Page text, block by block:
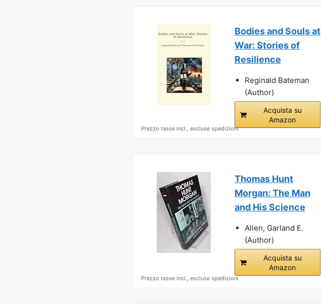
Bodies and Souls at
War: Stories of
Resilience
Reginald Bateman
(Author)
Acquista su
Amazon
Prezzo tasse incl., escluse spedizioni
Thomas Hunt
Morgan: The Man
and His Science
Allen, Garland E.
(Author)
Acquista su
Amazon
Prezzo tasse incl., escluse spedizioni